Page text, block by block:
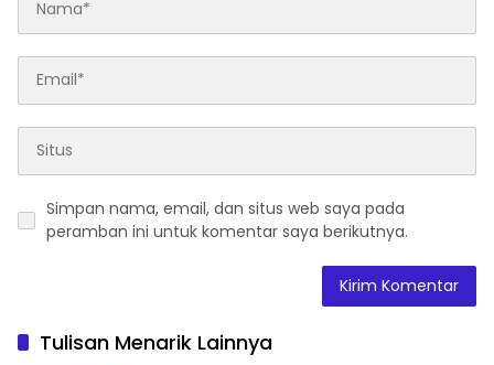
Simpan nama, email, dan situs web saya pada
peramban ini untuk komentar saya berikutnya.
Tulisan Menarik Lainnya